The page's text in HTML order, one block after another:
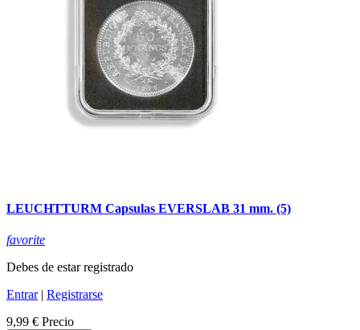
LEUCHTTURM Capsulas EVERSLAB 31 mm. (5)
favorite
Debes de estar registrado
Entrar| Registrarse
9,99 € Precio